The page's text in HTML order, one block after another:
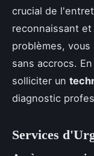
crucial de
reconnaissant
problèmes,
sans accrocs.
solliciter un
diagnostic
Services